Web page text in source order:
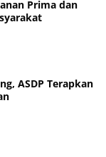
Prima dan
ASDP Terapkan